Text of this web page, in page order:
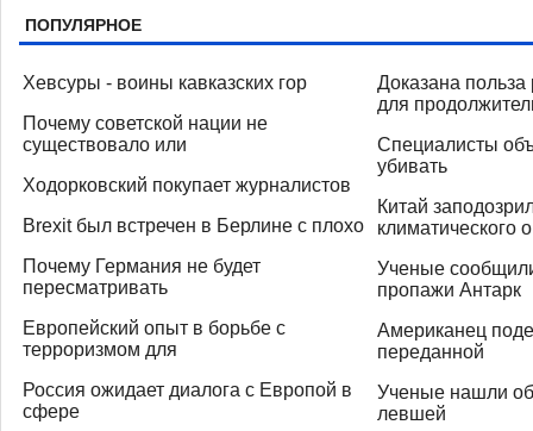
ПОПУЛЯРНОЕ
Хевсуры - воины кавказских гор
Почему советской нации не
существовало или
Ходорковский покупает журналистов
Brexit был встречен в Берлине с плохо
Почему Германия не будет
пересматривать
Европейский опыт в борьбе с
терроризмом для
Россия ожидает диалога с Европой в
сфере
Доказана польза
для
Специалисты
убивать
Китай
климатического о
Ученые
пропажи Антарк
Американец
переданной
Ученые нашли
левшей